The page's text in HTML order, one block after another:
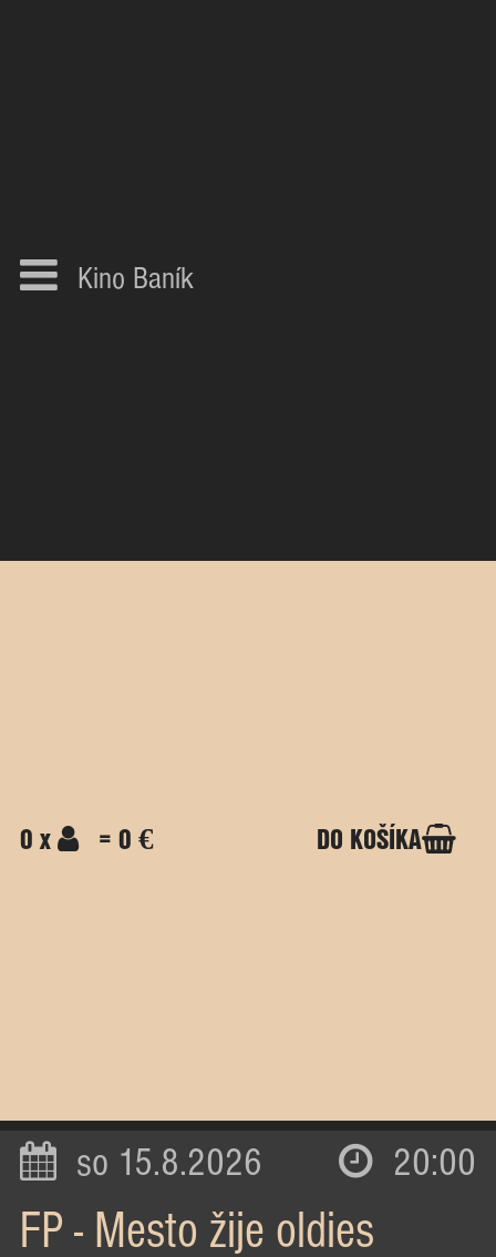
Kino Baník
0 x = 0 € DO KOŠÍKA
so 15.8.2026 20:00
FP - Mesto žije oldies